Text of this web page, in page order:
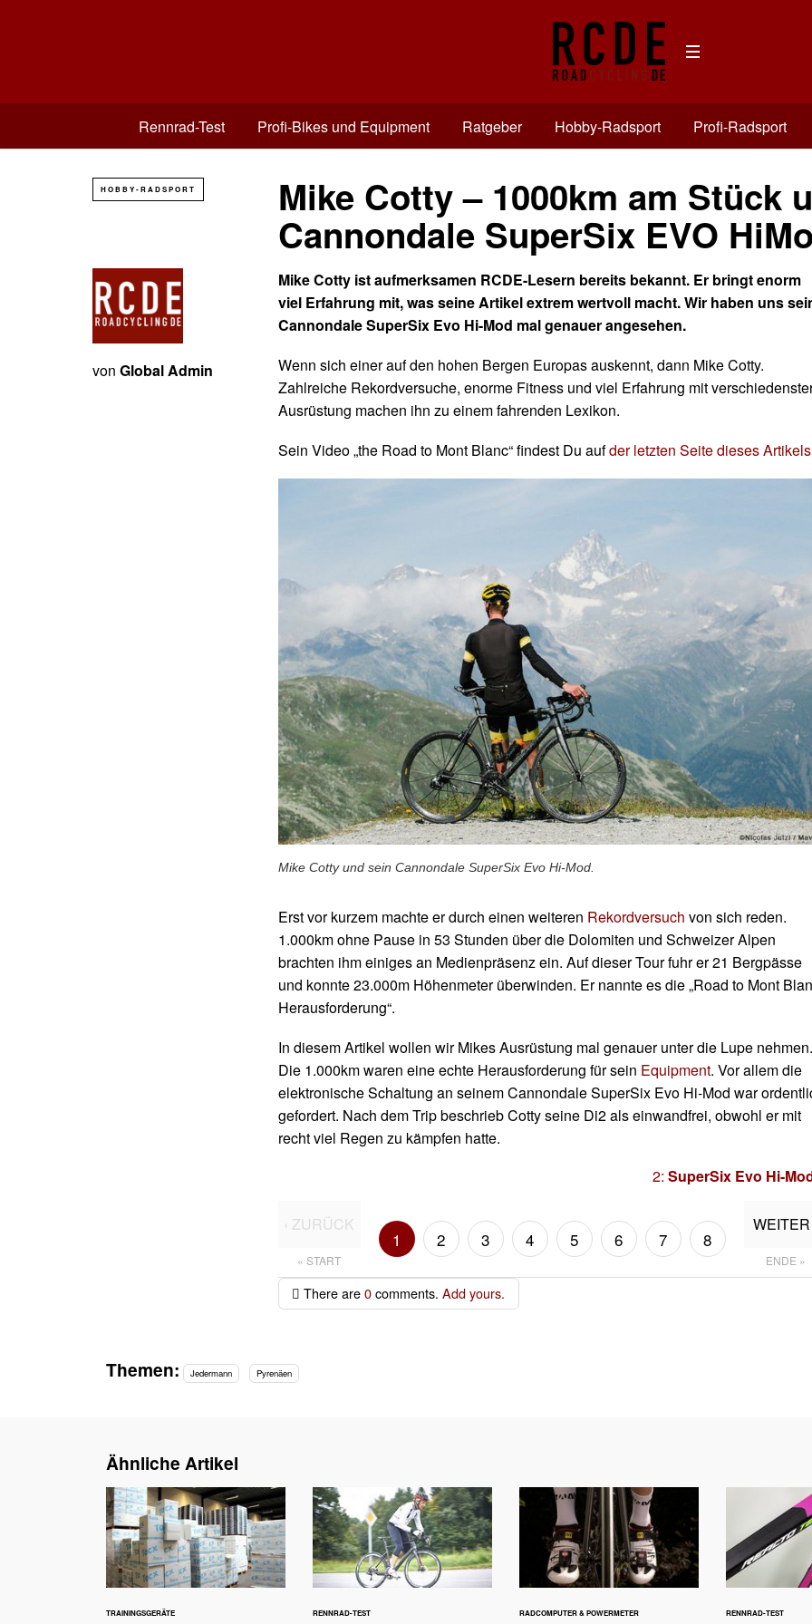
Rennrad-Test Profi-Bikes und Equipment Ratgeber Hobby-Radsport Profi-Radsport
HOBBY-RADSPORT Mike Cotty – 1000km am Stück
Cannondale SuperSix EVO
von Global Admin
Mike Cotty ist aufmerksamen RCDE-Lesern bereits bekannt. Er bringt enorm
viel Erfahrung mit, was seine Artikel extrem wertvoll macht.Wir haben uns
Cannondale SuperSix Evo Hi-Mod mal genauer angesehen.
Wenn sich einer auf den hohen Bergen Europas auskennt, dann Mike Cotty.
Zahlreiche Rekordversuche, enorme Fitness und viel Erfahrung mit
Ausrüstung machen ihn zu einem fahrenden Lexikon.
Sein Video „the Road to Mont Blanc“ findest Du aufder letzten Seite dieses Artikels
Mike Cotty und sein Cannondale SuperSix Evo Hi-Mod.
Erst vor kurzem machte er durch einen weiteren Rekordversuch von sich reden.
1.000km ohne Pause in 53 Stunden über die Dolomiten und Schweizer Alpen
brachten ihm einiges an Medienpräsenz ein. Auf dieser Tour fuhr er 21 Bergpässe
und konnte 23.000m Höhenmeter überwinden. Er nannte es die „Road to Mont
Herausforderung“.
In diesem Artikel wollen wir Mikes Ausrüstung mal genauer unter die Lupe nehmen.
Die 1.000km waren eine echte Herausforderung für sein Equipment. Vor allem die
elektronische Schaltung an seinem Cannondale SuperSix Evo Hi-Mod war
gefordert. Nach dem Trip beschrieb Cotty seine Di2 als einwandfrei, obwohl er mit
recht viel Regen zu kämpfen hatte.
2: SuperSix Evo Hi-
‹ ZURÜCK
« START
1 2 3 4 5 6 7 8
WEITER
ENDE »
There are0comments.Add yours.
Themen: Jedermann Pyrenäen
Ähnliche Artikel
TRAININGSGERÄTE RENNRAD-TEST RADCOMPUTER & POWERMETER RENNRAD-TEST